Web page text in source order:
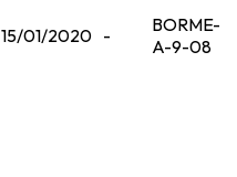
15/01/2020 -
BORME-
A-9-08